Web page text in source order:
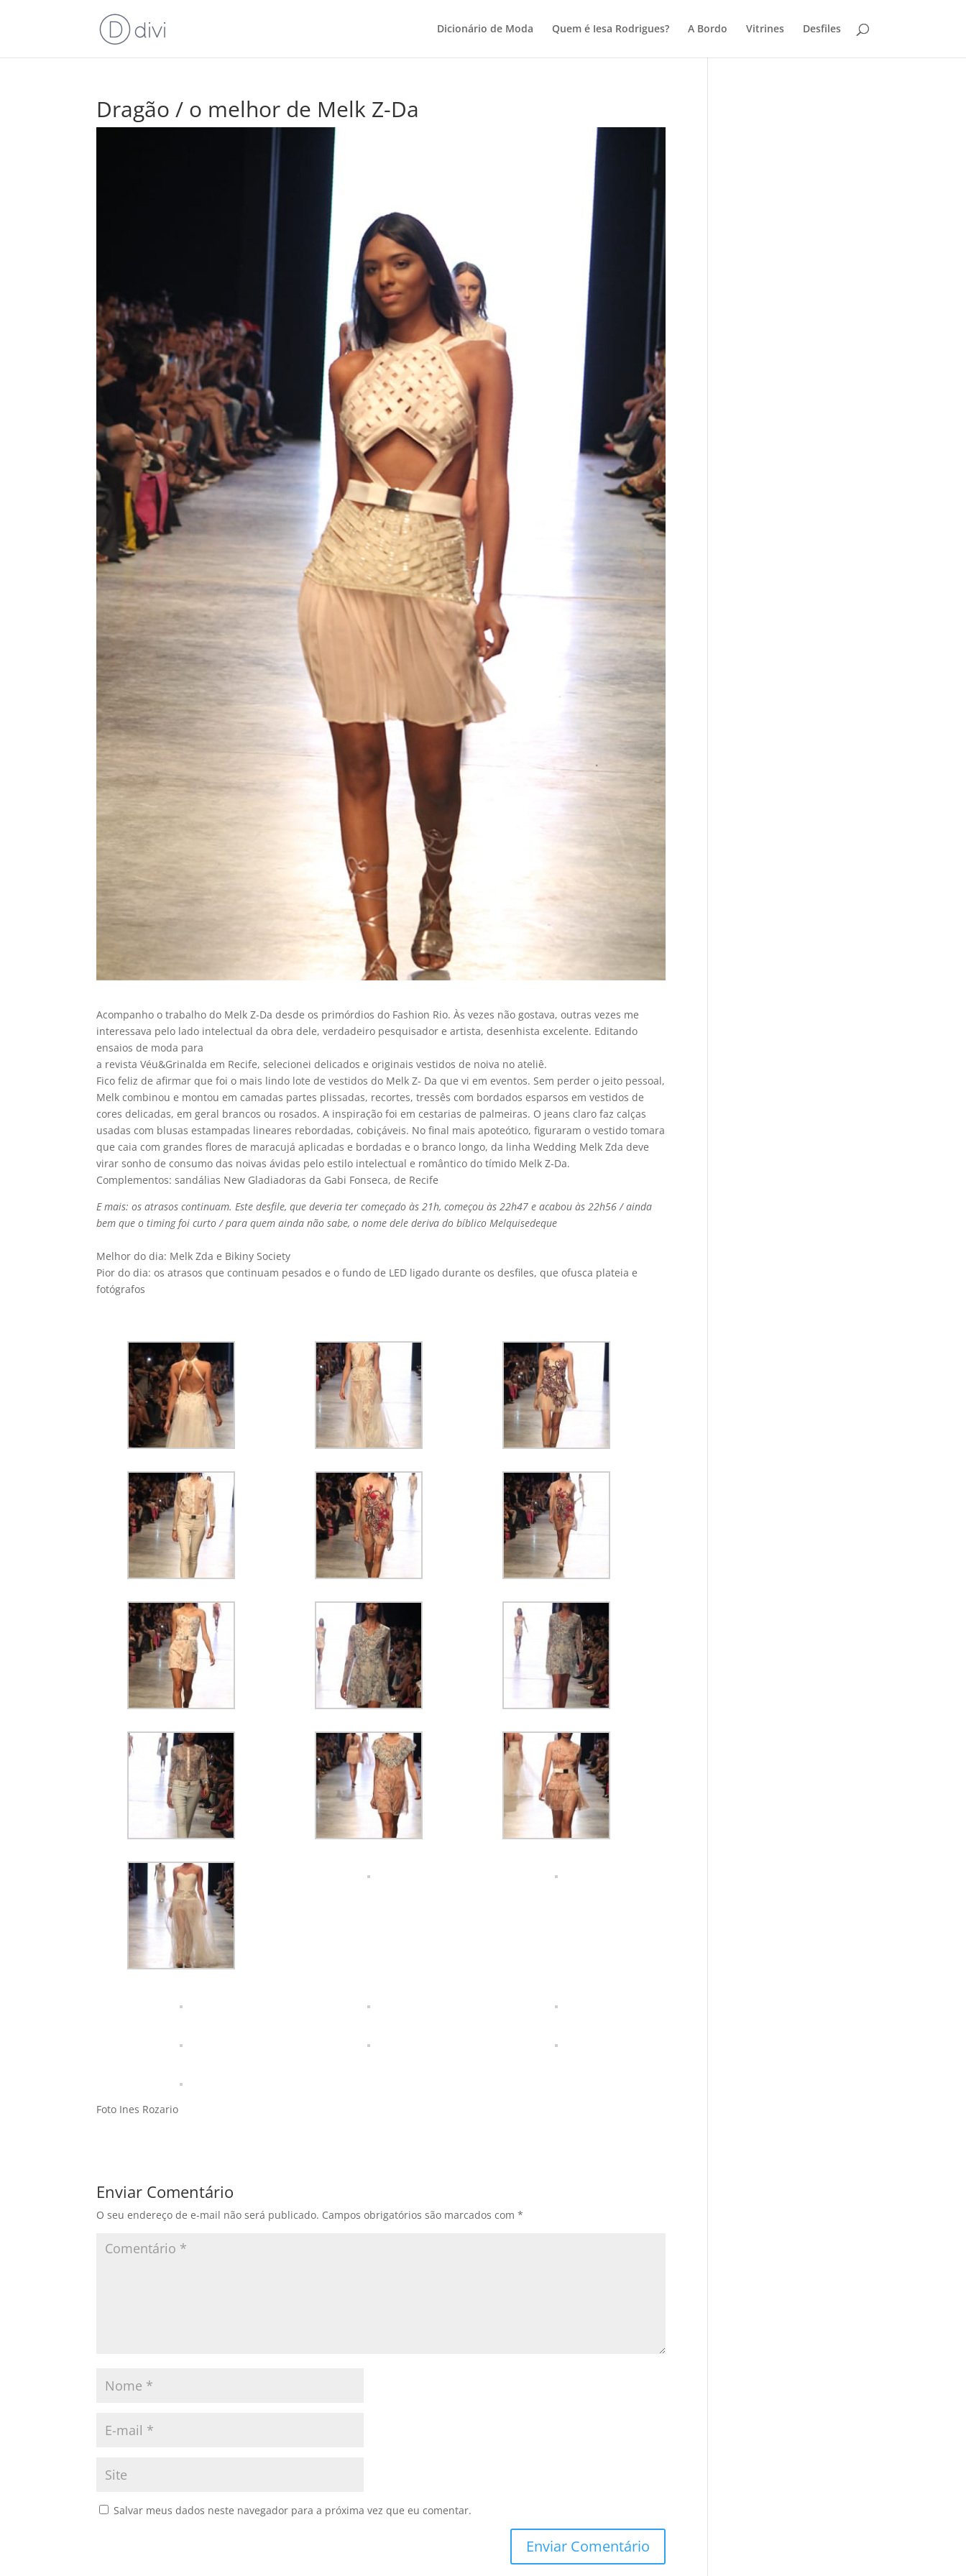
Dicionário de Moda Quem é Iesa Rodrigues? A Bordo Vitrines Desfiles
Dragão / o melhor de Melk Z-Da
Acompanho o trabalho do Melk Z-Da desde os primórdios do Fashion Rio. Às vezes não gostava, outras vezes me
interessava pelo lado intelectual da obra dele, verdadeiro pesquisador e artista, desenhista excelente. Editando
ensaios de moda para
a revista Véu&Grinalda em Recife, selecionei delicados e originais vestidos de noiva no ateliê.
Fico feliz de afirmar que foi o mais lindo lote de vestidos do Melk Z- Da que vi em eventos. Sem perder o jeito pessoal,
Melk combinou e montou em camadas partes plissadas, recortes, tressês com bordados esparsos em vestidos de
cores delicadas, em geral brancos ou rosados. A inspiração foi em cestarias de palmeiras. O jeans claro faz calças
usadas com blusas estampadas lineares rebordadas, cobiçáveis. No final mais apoteótico, figuraram o vestido tomara
que caia com grandes flores de maracujá aplicadas e bordadas e o branco longo, da linha Wedding Melk Zda deve
virar sonho de consumo das noivas ávidas pelo estilo intelectual e romântico do tí­mido Melk Z-Da.
Complementos: sandálias New Gladiadoras da Gabi Fonseca, de Recife
E mais: os atrasos continuam. Este desfile, que deveria ter começado às 21h, começou às 22h47 e acabou às 22h56 / ainda
bem que o timing foi curto / para quem ainda não sabe, o nome dele deriva do bí­blico Melquisedeque
Melhor do dia: Melk Zda e Bikiny Society
Pior do dia: os atrasos que continuam pesados e o fundo de LED ligado durante os desfiles, que ofusca plateia e
fotógrafos
Foto Ines Rozario
Enviar Comentário
O seu endereço de e-mail não será publicado. Campos obrigatórios são marcados com*
Salvar meus dados neste navegador para a próxima vez que eu comentar.